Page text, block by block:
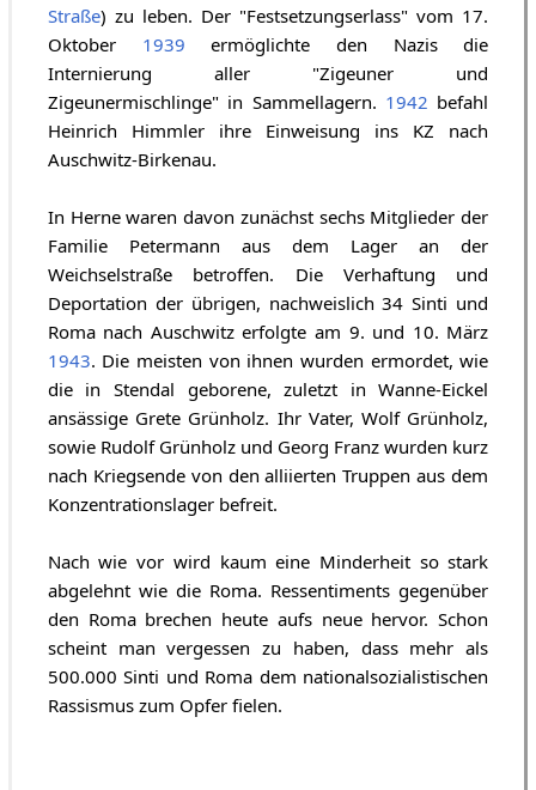
Straße) zu leben. Der "Festsetzungserlass" vom 17.
Oktober 1939 ermöglichte den Nazis die
Internierung aller "Zigeuner und
Zigeunermischlinge" in Sammellagern. 1942 befahl
Heinrich Himmler ihre Einweisung ins KZ nach
Auschwitz-Birkenau.
In Herne waren davon zunächst sechs Mitglieder der
Familie Petermann aus dem Lager an der
Weichselstraße betroffen. Die Verhaftung und
Deportation der übrigen, nachweislich 34 Sinti und
Roma nach Auschwitz erfolgte am 9. und 10. März
1943. Die meisten von ihnen wurden ermordet, wie
die in Stendal geborene, zuletzt in Wanne-Eickel
ansässige Grete Grünholz. Ihr Vater, Wolf Grünholz,
sowie Rudolf Grünholz und Georg Franz wurden kurz
nach Kriegsende von den alliierten Truppen aus dem
Konzentrationslager befreit.
Nach wie vor wird kaum eine Minderheit so stark
abgelehnt wie die Roma. Ressentiments gegenüber
den Roma brechen heute aufs neue hervor. Schon
scheint man vergessen zu haben, dass mehr als
500.000 Sinti und Roma dem nationalsozialistischen
Rassismus zum Opfer fielen.